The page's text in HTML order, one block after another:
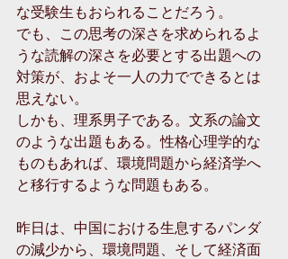
な受験生もおられることだろう。
でも、この思考の深さを求められるよ
うな読解の深さを必要とする出題への
対策が、およそ一人の力でできるとは
思えない。
しかも、理系男子である。文系の論文
のような出題もある。性格心理学的な
ものもあれば、環境問題から経済学へ
と移行するような問題もある。
昨日は、中国における生息するパンダ
の減少から、環境問題、そして経済面